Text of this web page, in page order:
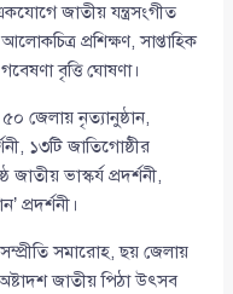
জাতীয় যন্ত্রসংগীত
প্রশিক্ষণ, সাপ্তাহিক
বৃত্তি ঘোষণা।
জেলায় নৃত্যানুষ্ঠান,
১৩টি জাতিগোষ্ঠীর
জাতীয় ভাস্কর্য প্রদর্শনী,
প্রদর্শনী।
সমারোহ, ছয় জেলায়
জাতীয় পিঠা উৎসব